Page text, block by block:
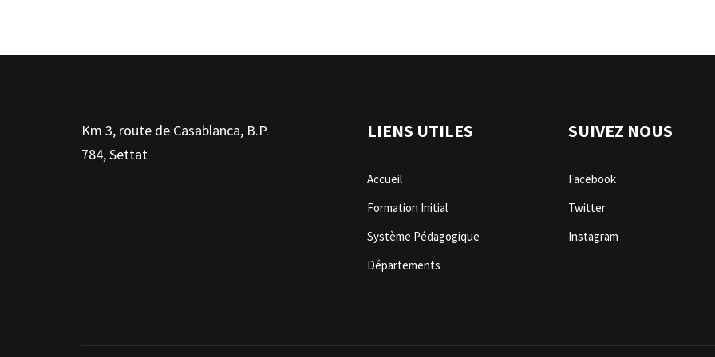
Km 3, route de Casablanca, B.P.
784, Settat
LIENS UTILES
Accueil
Formation Initial
Système Pédagogique
Départements
SUIVEZ NOUS
Facebook
Twitter
Instagram